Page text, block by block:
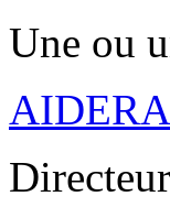
Une ou